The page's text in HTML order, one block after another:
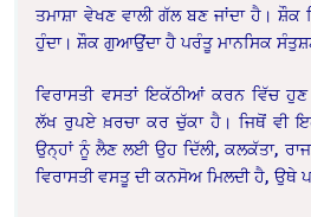
ਤਮਾਸ਼ਾ ਵੇਖਣ ਵਾਲੀ ਗੱਲ ਬਣ ਜਾਂਦਾ ਹੈ।
ਹੁੰਦਾ। ਸ਼ੌਕ ਗੁਆਉਂਦਾ ਹੈ ਪਰੰਤੂ ਮਾਨਸਿਕ
ਵਿਰਾਸਤੀ ਵਸਤਾਂ ਇਕੱਠੀਆਂ ਕਰਨ ਵਿੱਚ
ਲੱਖ ਰੁਪਏ ਖ਼ਰਚਾ ਕਰ ਚੁੱਕਾ ਹੈ। ਜਿਥੋਂ ਵੀ
ਉਨ੍ਹਾਂ ਨੂੰ ਲੈਣ ਲਈ ਉਹ ਦਿੱਲੀ, ਕਲਕੱਤਾ,
ਵਿਰਾਸਤੀ ਵਸਤੂ ਦੀ ਕਨਸੋਅ ਮਿਲਦੀ ਹੈ, ਉਥੇ